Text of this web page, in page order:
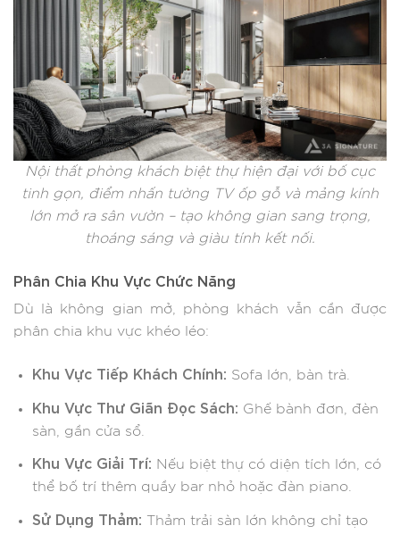
Nội thất phòng khách biệt thự hiện đại với bố cục
tinh gọn, điểm nhấn tường TV ốp gỗ và mảng kính
lớn mở ra sân vườn – tạo không gian sang trọng,
thoáng sáng và giàu tính kết nối.
Phân Chia Khu Vực Chức Năng
Dù là không gian mở, phòng khách vẫn cần được
phân chia khu vực khéo léo:
Khu Vực Tiếp Khách Chính: Sofa lớn, bàn trà.
Khu Vực Thư Giãn Đọc Sách: Ghế bành đơn, đèn
sàn, gần cửa sổ.
Khu Vực Giải Trí: Nếu biệt thự có diện tích lớn, có
thể bố trí thêm quầy bar nhỏ hoặc đàn piano.
Sử Dụng Thảm: Thảm trải sàn lớn không chỉ tạo